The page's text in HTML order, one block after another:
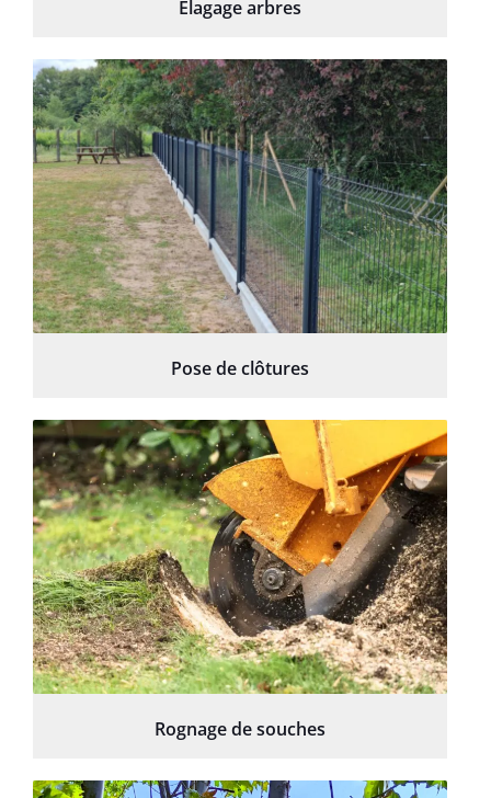
Élagage arbres
Pose de clôtures
Rognage de souches